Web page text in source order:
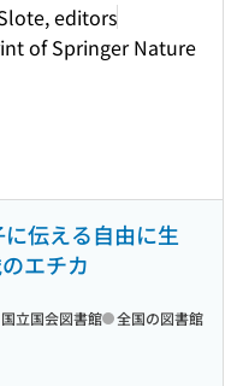
editors
of Springer Nature
伝える自由に生
エチカ
国立国会図書館 全国の図書館